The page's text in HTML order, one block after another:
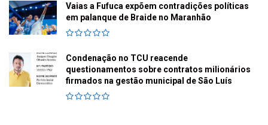
Vaias a Fufuca expõem contradições políticas
em palanque de Braide no Maranhão
Condenação no TCU reacende
questionamentos sobre contratos milionários
firmados na gestão municipal de São Luís